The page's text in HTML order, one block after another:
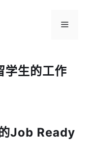
菜
生的工作
Job Ready